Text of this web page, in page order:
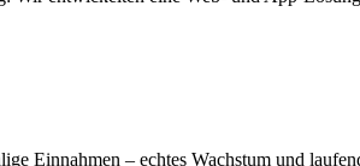
Einnahmen – echtes Wachstum und